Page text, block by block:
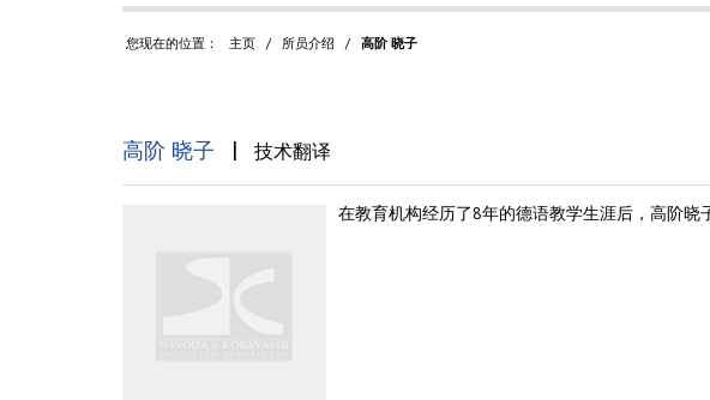
您现在的位置： 主页 / 所员介绍 / 高阶 晓子
高阶 晓子 | 技术翻译
在教育机构经历了8年的德语教学生涯后，高阶晓